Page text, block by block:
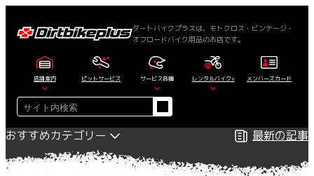
ダートバイクプラスは、モトクロス・ビンテージ・
オフロードバイク用品のお店です。
店舗案内 ピットサービス サービス各種 レンタルバイク+ メンバーズカード
検
索
おすすめカテゴリー
最新の記事